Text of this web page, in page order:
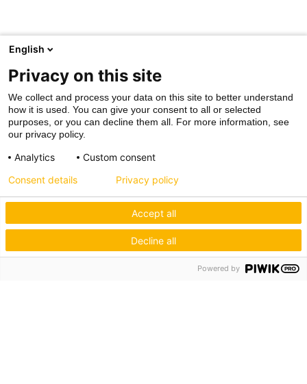
English
Privacy on this site
We collect and process your data on this site to better understand
how it is used. You can give your consent to all or selected
purposes, or you can decline them all. For more information, see
our privacy policy.
Analytics Custom consent
Accept all
Decline all
Consent details Privacy policy
Powered by